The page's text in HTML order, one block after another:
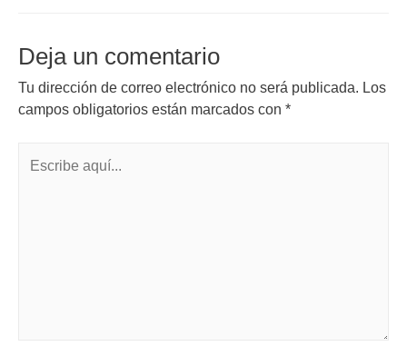
Deja un comentario
Tu dirección de correo electrónico no será publicada. Los
campos obligatorios están marcados con *